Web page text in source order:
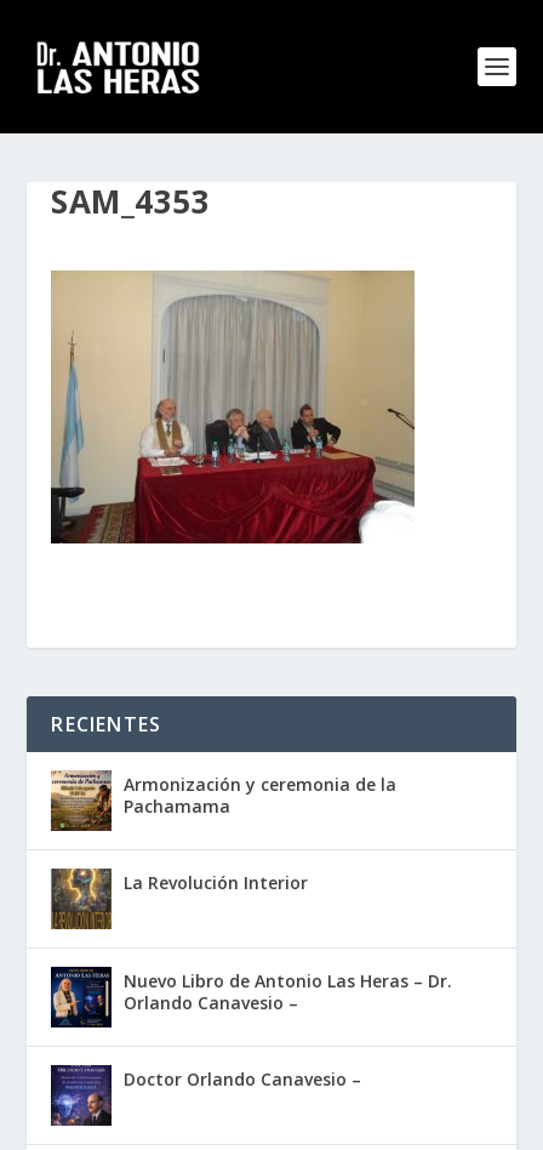
SAM_4353
RECIENTES
Armonización y ceremonia de la
Pachamama
La Revolución Interior
Nuevo Libro de Antonio Las Heras – Dr.
Orlando Canavesio –
Doctor Orlando Canavesio –